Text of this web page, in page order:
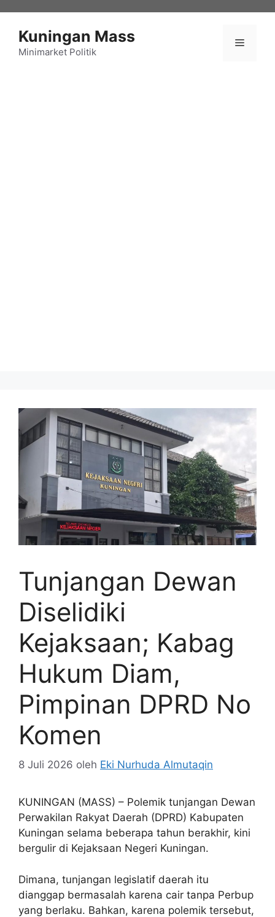
Kuningan Mass
Minimarket Politik
Menu
Tunjangan Dewan
Diselidiki
Kejaksaan; Kabag
Hukum Diam,
Pimpinan DPRD No
Komen
8 Juli 2026 oleh Eki Nurhuda Almutaqin
KUNINGAN (MASS) – Polemik tunjangan Dewan
Perwakilan Rakyat Daerah (DPRD) Kabupaten
Kuningan selama beberapa tahun berakhir, kini
bergulir di Kejaksaan Negeri Kuningan.
Dimana, tunjangan legislatif daerah itu
dianggap bermasalah karena cair tanpa Perbup
yang berlaku. Bahkan, karena polemik tersebut,